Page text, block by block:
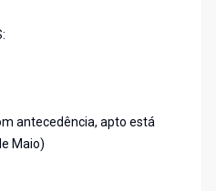
antecedência, apto está
Maio)